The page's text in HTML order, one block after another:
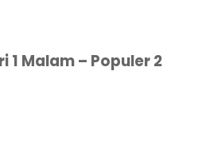
1 Malam – Populer 2